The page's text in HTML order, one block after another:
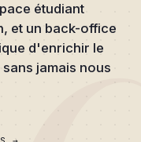
étudiant
et un back-office
d'enrichir le
jamais nous